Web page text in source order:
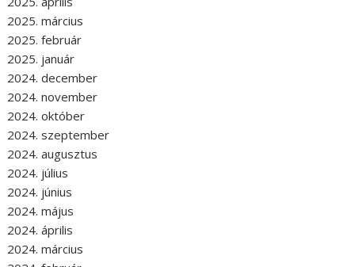
2025. március
2025. február
2025. január
2024. december
2024. november
2024. október
2024. szeptember
2024. augusztus
2024. július
2024. június
2024. május
2024. április
2024. március